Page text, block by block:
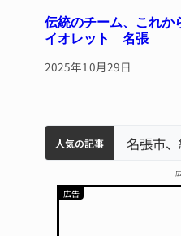
伝統のチーム、これ
イオレット 名張
2025年10月29日
人気の記事
中学校の陶壁モニュメント 地元建設会社がボランティアで清掃 伊賀名張市立病院のDMAT、熊本地震の被災地へ 能登以来3回目の派遣
【インターハイ⑨】ソフトテニス ミス減らし上位狙う 近大高専
リレーで東海中学総体へ 伊賀・名張
–